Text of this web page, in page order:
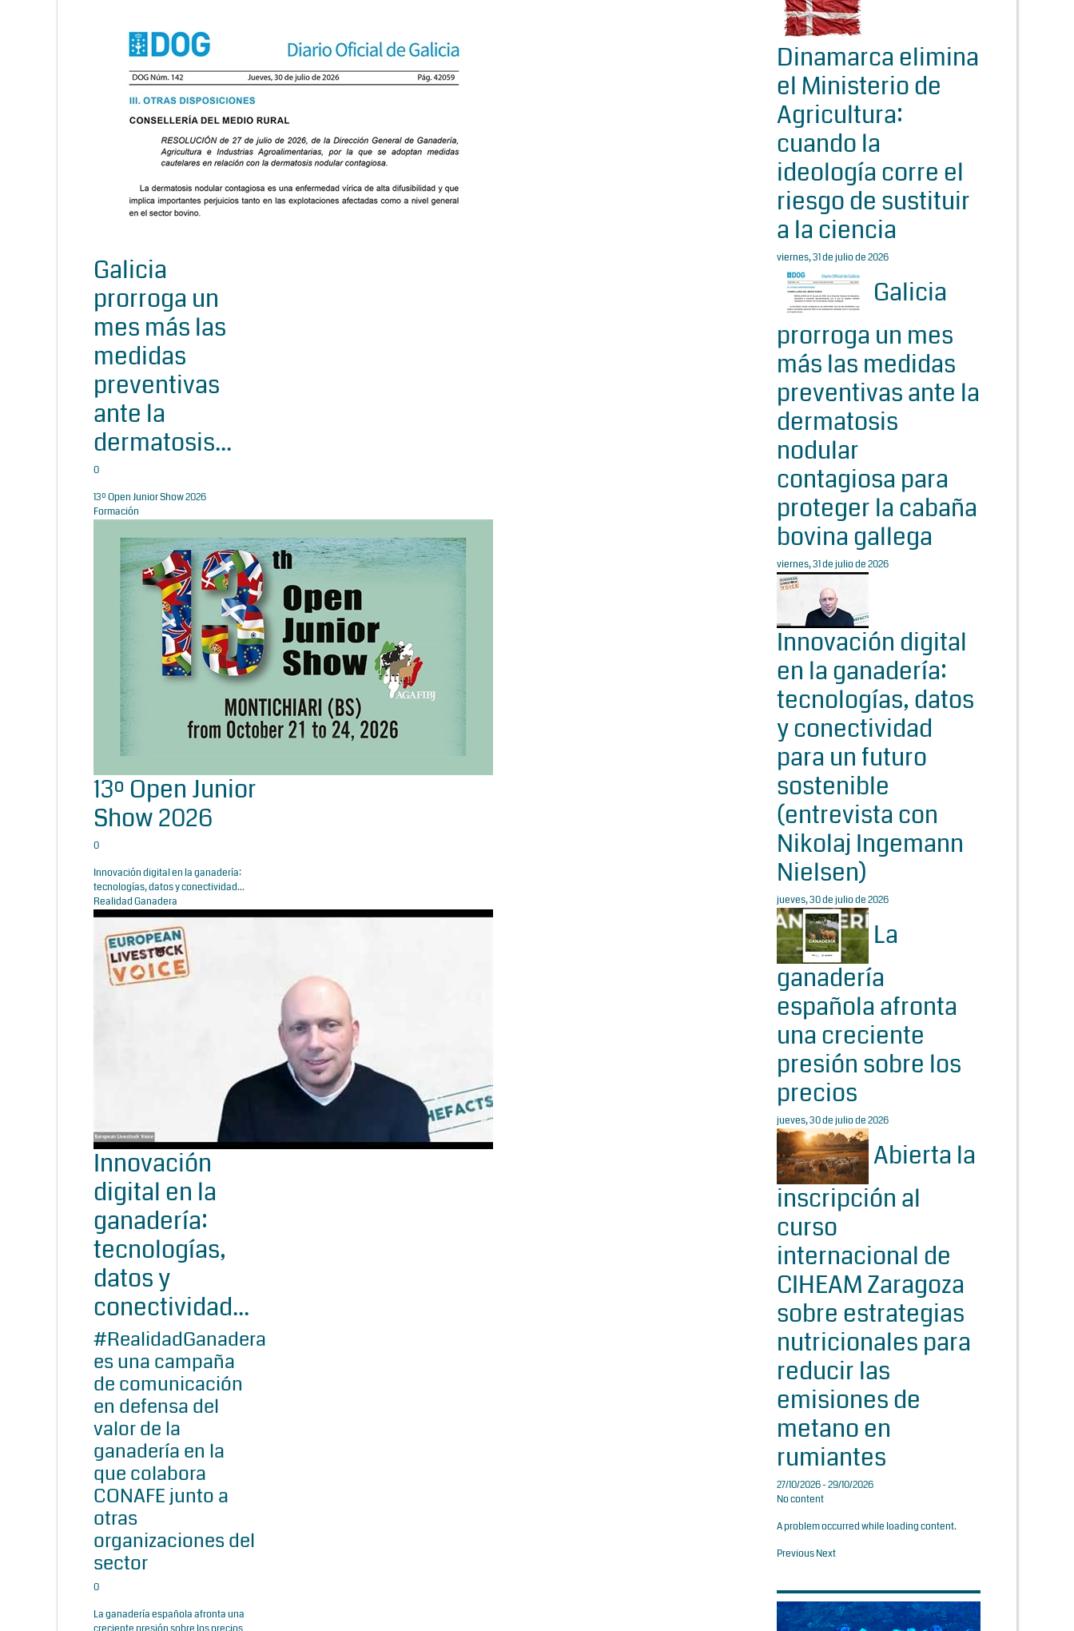
Galicia
prorroga un
mes más las
medidas
preventivas
ante la
dermatosis...
0
13º Open Junior Show 2026
Formación
13º Open Junior
Show 2026
0
Innovación digital en la ganadería:
tecnologías, datos y conectividad...
Realidad Ganadera
Innovación
digital en la
ganadería:
tecnologías,
datos y
conectividad...
#RealidadGanadera
es una campaña
de comunicación
en defensa del
valor de la
ganadería en la
que colabora
CONAFE junto a
otras
organizaciones del
sector
0
La ganadería española afronta una
Dinamarca elimina
el Ministerio de
Agricultura:
cuando la
ideología corre el
riesgo de sustituir
a la ciencia
viernes, 31 de julio de 2026
Galicia
prorroga un mes
más las medidas
preventivas ante la
dermatosis
nodular
contagiosa para
proteger la cabaña
bovina gallega
viernes, 31 de julio de 2026
Innovación digital
en la ganadería:
tecnologías, datos
y conectividad
para un futuro
sostenible
(entrevista con
Nikolaj Ingemann
Nielsen)
jueves, 30 de julio de 2026
La
ganadería
española afronta
una creciente
presión sobre los
precios
jueves, 30 de julio de 2026
Abierta la
inscripción al
curso
internacional de
CIHEAM Zaragoza
sobre estrategias
nutricionales para
reducir las
emisiones de
metano en
rumiantes
27/10/2026 - 29/10/2026
No content
A problem occurred while loading content.
PreviousNext